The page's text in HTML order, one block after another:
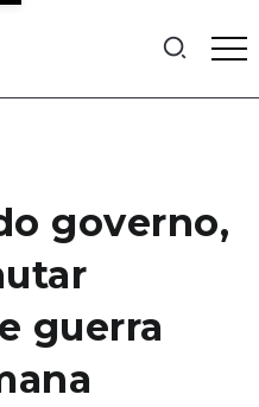
governo,
guerra